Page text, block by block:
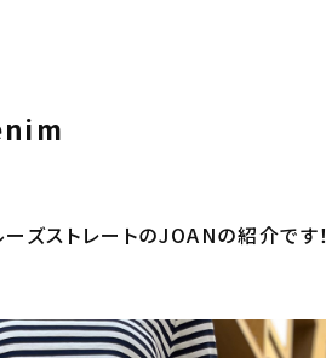
ズストレートのJOANの紹介です！